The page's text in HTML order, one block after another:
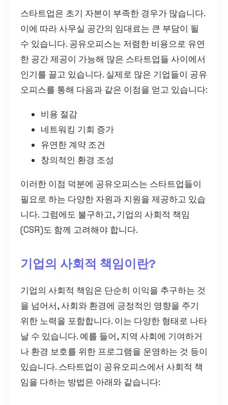
스타트업은 초기 자본이 부족한 경우가 많습니다.
이에 따라 사무실 공간의 임대료는 큰 부담이 될
수 있습니다. 공유오피스는 저렴한 비용으로 유연
한 공간 제공이 가능해 많은 스타트업들 사이에서
인기를 끌고 있습니다. 실제로 많은 기업들이 공유
오피스를 통해 다음과 같은 이점을 얻고 있습니다:
비용 절감
네트워킹 기회 증가
유연한 계약 조건
창의적인 환경 조성
이러한 이점 덕분에 공유오피스는 스타트업들이
필요로 하는 다양한 자원과 지원을 제공하고 있습
니다. 그럼에도 불구하고, 기업의 사회적 책임
(CSR)도 함께 고려해야 합니다.
기업의 사회적 책임이란?
기업의 사회적 책임은 단순히 이익을 추구하는 것
을 넘어서, 사회와 환경에 긍정적인 영향을 주기
위한 노력을 포함합니다. 이는 다양한 형태로 나타
날 수 있습니다. 예를 들어, 지역 사회에 기여하거
나 환경 보호를 위한 프로그램을 운영하는 것 등이
있습니다. 스타트업이 공유오피스에서 사회적 책
임을 다하는 방법은 아래와 같습니다: